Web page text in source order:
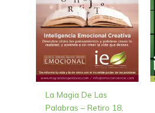
La Magia De Las
Palabras – Retiro 18,